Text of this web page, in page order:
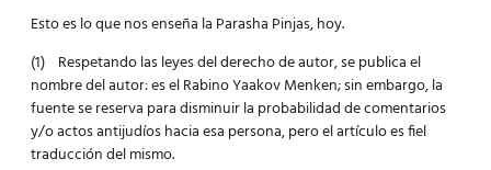
Esto es lo que nos enseña la Parasha Pinjas, hoy.
(1) Respetando las leyes del derecho de autor, se publica el
nombre del autor: es el Rabino Yaakov Menken; sin embargo, la
fuente se reserva para disminuir la probabilidad de comentarios
y/o actos antijudíos hacia esa persona, pero el artículo es fiel
traducción del mismo.